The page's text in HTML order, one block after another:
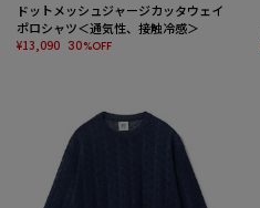
ドットメッシュジャージカッタウェイ
ポロシャツ＜通気性、接触冷感＞
¥13,090 30%OFF